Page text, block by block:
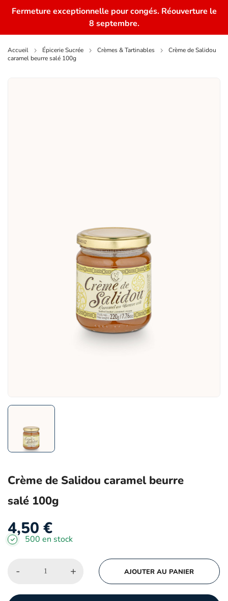
Fermeture exceptionnelle pour congés. Réouverture le
8 septembre.
Accueil Épicerie Sucrée Crèmes & Tartinables
Crème de Salidou
caramel beurre salé 100g
Crème de Salidou caramel beurre
salé 100g
4,50 €
500 en stock
- + AJOUTER AU PANIER